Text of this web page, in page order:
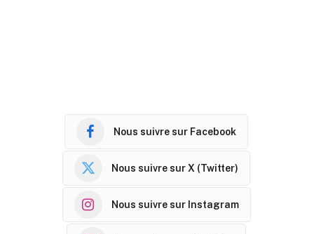
Nous suivre sur Facebook
Nous suivre sur X (Twitter)
Nous suivre sur Instagram